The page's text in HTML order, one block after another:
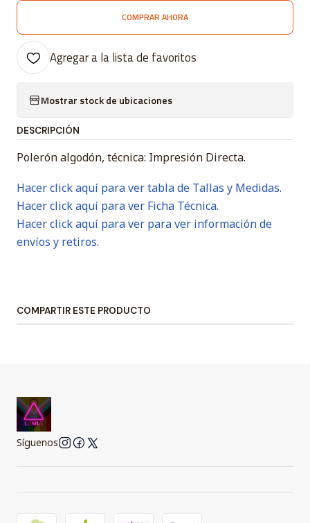
COMPRAR AHORA
Agregar a la lista de favoritos
Mostrar stock de ubicaciones
DESCRIPCIÓN
Polerón algodón, técnica: Impresión Directa.
Hacer click aquí para ver tabla de Tallas y Medidas.
Hacer click aquí para ver Ficha Técnica.
Hacer click aquí para ver para ver información de
envíos y retiros.
COMPARTIR ESTE PRODUCTO
Síguenos